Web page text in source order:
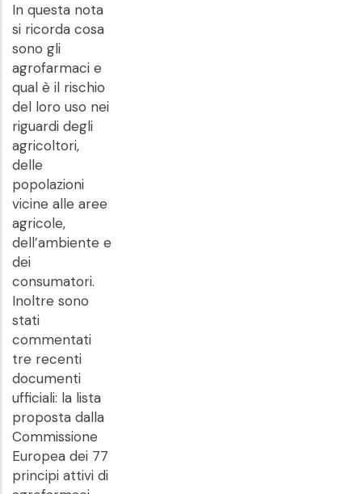
In questa nota
si ricorda cosa
sono gli
agrofarmaci e
qual è il rischio
del loro uso nei
riguardi degli
agricoltori,
delle
popolazioni
vicine alle aree
agricole,
dell’ambiente e
dei
consumatori.
Inoltre sono
stati
commentati
tre recenti
documenti
ufficiali: la lista
proposta dalla
Commissione
Europea dei 77
principi attivi di